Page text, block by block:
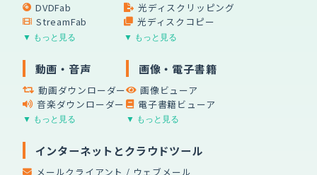
DVDFab
StreamFab
▼ もっと見る
光ディスクリッピング
光ディスクコピー
▼ もっと見る
動画・音声
動画ダウンローダー
音楽ダウンローダー
▼ もっと見る
画像・電子書籍
画像ビューア
電子書籍ビューア
▼ もっと見る
インターネットとクラウドツール
メールクライアント / ウェブメール